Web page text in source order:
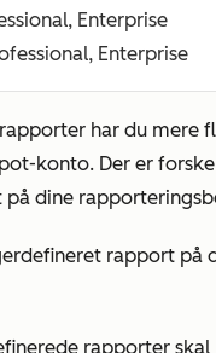
Enterprise
Enterprise
har du mere
konto. Der er
dine
rapport på
rapporter